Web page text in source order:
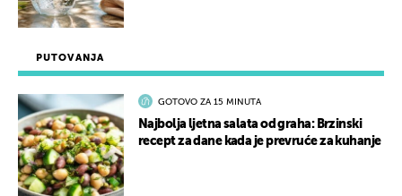
PUTOVANJA
GOTOVO ZA 15 MINUTA
Najbolja ljetna salata od graha: Brzinski
recept za dane kada je prevruće za kuhanje